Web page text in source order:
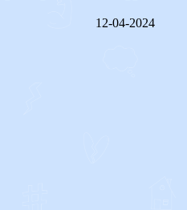
12-04-2024